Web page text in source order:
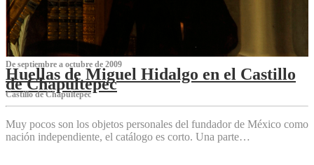
De septiembre a octubre de 2009
Huellas de Miguel Hidalgo en el Castillo
de Chapultepec
Castillo de Chapultepec
Muy pocos son los objetos personales del fundador de México como
nación independiente, el catálogo es corto. Una parte…